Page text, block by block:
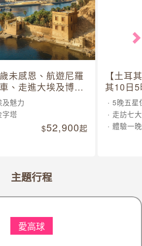
未感恩、航遊尼羅
、走進大埃及博物
魅力
字塔
52,900起
【土耳
其10日
5晚五星
走訪七
體驗一
愛高球
主題行程